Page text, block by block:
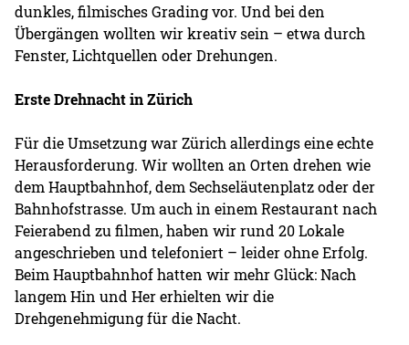
dunkles, filmisches Grading vor. Und bei den
Übergängen wollten wir kreativ sein – etwa durch
Fenster, Lichtquellen oder Drehungen.
Erste Drehnacht in Zürich
Für die Umsetzung war Zürich allerdings eine echte
Herausforderung. Wir wollten an Orten drehen wie
dem Hauptbahnhof, dem Sechseläutenplatz oder der
Bahnhofstrasse. Um auch in einem Restaurant nach
Feierabend zu filmen, haben wir rund 20 Lokale
angeschrieben und telefoniert – leider ohne Erfolg.
Beim Hauptbahnhof hatten wir mehr Glück: Nach
langem Hin und Her erhielten wir die
Drehgenehmigung für die Nacht.